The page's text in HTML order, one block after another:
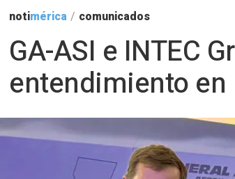
notimérica / comunicados
GA-ASI e INTEC
entendimiento en